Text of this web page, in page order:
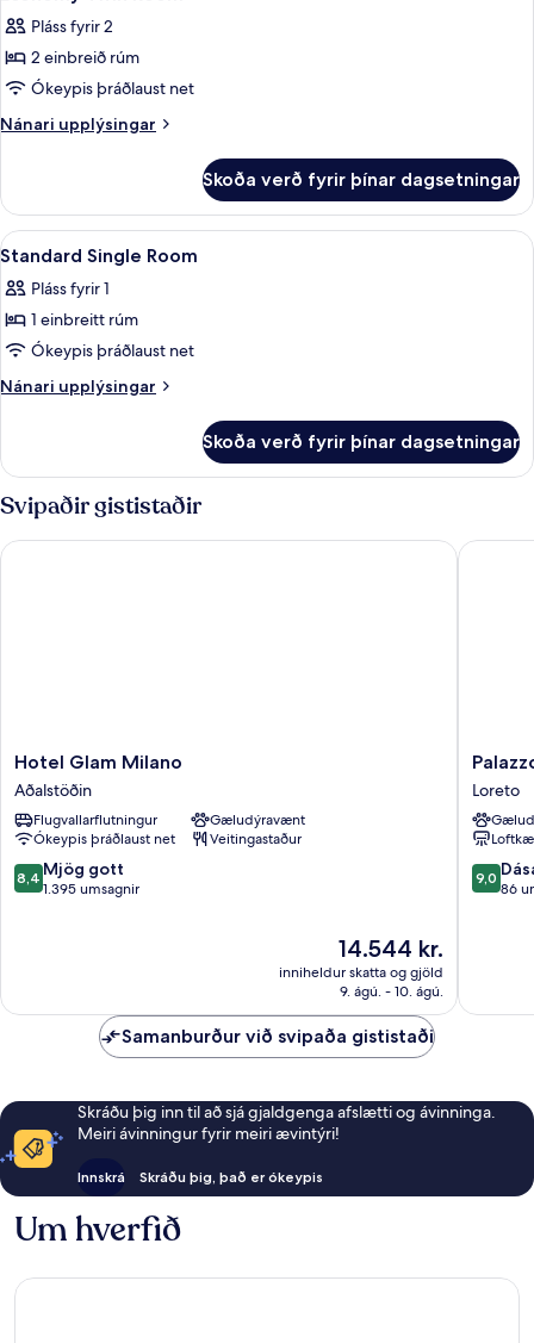
allar
myndir
fyrir
Economy
Twin
Pláss fyrir 2
2 einbreið rúm
Ókeypis þráðlaust net
Nánari upplýsingar
Nánari
Twin
Room
Skoða verð fyrir þínar dagsetningar
Skoða
allar
myndir
fyrir
Standard
Single
Dúnsængur, míníbar, öryggishólf í
4
Standard Single Room
Pláss fyrir 1
1 einbreitt rúm
Ókeypis þráðlaust net
Nánari upplýsingar
Nánari
Single
Skoða verð fyrir þínar dagsetningar
Svipaðir gististaðir
Hotel
Glam
Milano
Aðalstöðin
Hotel Glam Milano
Aðalstöðin
Flugvallarflutningur
Gæludýravænt
Ókeypis þráðlaust net
Veitingastaður
8.4
af
8,4 Mjög gott
1.395 umsagnir
Verðið
er
14.544 kr.
14.544 kr.
inniheldur skatta og gjöld
9. ágú. - 10. ágú.
Hotel Glam Milano
Palazzo
Loreto
Hotel
Milano
Loreto
Loreto
9.0
af
9,0
86
Palazzo
Samanburður við svipaða gististaði
Skráðu þig inn til að sjá gjaldgenga afslætti og ávinninga.
Meiri ávinningur fyrir meiri ævintýri!
Innskrá Skráðu þig, það er ókeypis
Um hverfið